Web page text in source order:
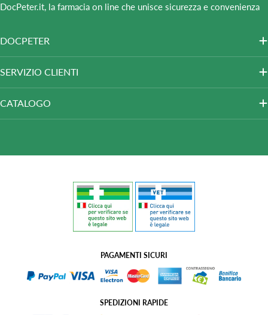
DocPeter.it, la farmacia on line che unisce sicurezza e convenienza
DOCPETER
SERVIZIO CLIENTI
CATALOGO
PAGAMENTI SICURI
SPEDIZIONI RAPIDE